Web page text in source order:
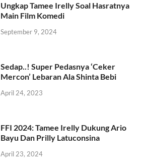
Ungkap Tamee Irelly Soal Hasratnya
Main Film Komedi
September 9, 2024
Sedap..! Super Pedasnya ‘Ceker
Mercon’ Lebaran Ala Shinta Bebi
April 24, 2023
FFI 2024: Tamee Irelly Dukung Ario
Bayu Dan Prilly Latuconsina
April 23, 2024